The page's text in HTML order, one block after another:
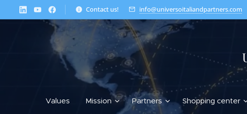
Contact us! info@universoitaliandpartners.com
Values Mission Partners Shopping center